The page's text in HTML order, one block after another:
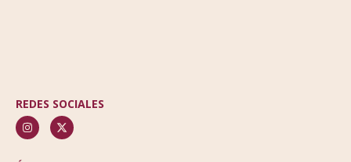
REDES SOCIALES